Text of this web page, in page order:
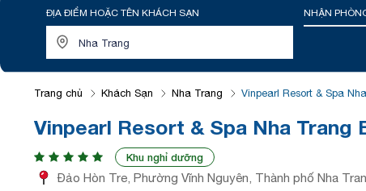
ĐỊA ĐIỂM HOẶC TÊN KHÁCH SẠN NHẬN
Trang chủ Khách Sạn Nha Trang Vinpearl Resort & Spa
Vinpearl Resort & Spa Nha Trang
Khu nghỉ dưỡng
Đảo Hòn Tre, Phường Vĩnh Nguyên, Thành phố Nha